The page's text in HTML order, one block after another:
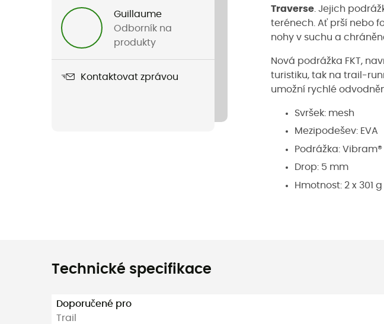
Guillaume
Odborník na
produkty
Kontaktovat zprávou
Traverse . Jejich
terénech. Ať prší nebo
nohy v suchu a
Nová podrážka FKT,
turistiku, tak na trail-
umožní rychlé
Svršek: mesh
Mezipodešev: EVA
Podrážka:
Drop: 5 mm
Hmotnost: 2 x 301 g
Technické specifikace
Doporučené pro
Trail